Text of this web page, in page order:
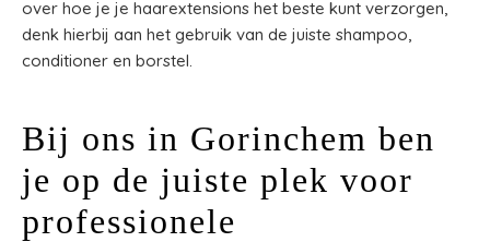
over hoe je je haarextensions het beste kunt verzorgen,
denk hierbij aan het gebruik van de juiste shampoo,
conditioner en borstel.
Bij ons in Gorinchem ben
je op de juiste plek voor
professionele